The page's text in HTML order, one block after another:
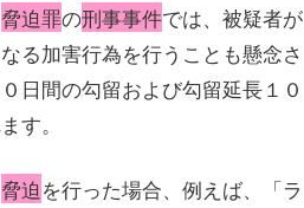
脅迫罪の刑事事件では、被疑者が
る加害行為を行うことも懸念さ
日間の勾留および勾留延長１０
す。
脅迫を行った場合、例えば、「ラ